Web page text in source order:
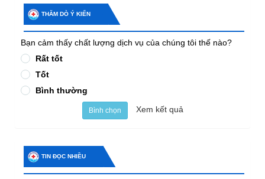
THĂM DÒ Ý KIẾN
Bạn cảm thấy chất lượng dịch vụ của chúng tôi thế nào?
Rất tốt
Tốt
Bình thường
Bình chọn Xem kết quả
TIN ĐỌC NHIỀU